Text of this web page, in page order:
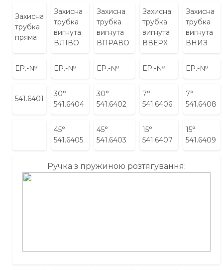
Захисна
трубка
пряма
Захисна
трубка
вигнута
ВЛІВО
Захисна
трубка
вигнута
ВПРАВО
Захисна
трубка
вигнута
ВВЕРХ
Захисна
трубка
вигнута
ВНИЗ
ЕР.-№ ЕР.-№ ЕР.-№ ЕР.-№ ЕР.-№
541.6401
30°
541.6404
30°
541.6402
7°
541.6406
7°
541.6408
45°
541.6405
45°
541.6403
15°
541.6407
15°
541.6409
Ручка з пружиною розтягування: